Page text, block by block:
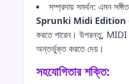
সম্প্রদায় সমর্থন: এমন
Sprunki Midi Edition
করতে পারেন। উপরন্তু, MIDI
অন্তর্ভুক্ত করতে দেয়।
সহযোগিতার শক্তি: